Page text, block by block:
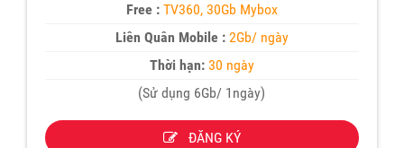
Free : TV360, 30Gb Mybox
Liên Quân Mobile : 2Gb/ ngày
Thời hạn:30 ngày
(Sử dụng 6Gb/ 1ngày)
ĐĂNG KÝ